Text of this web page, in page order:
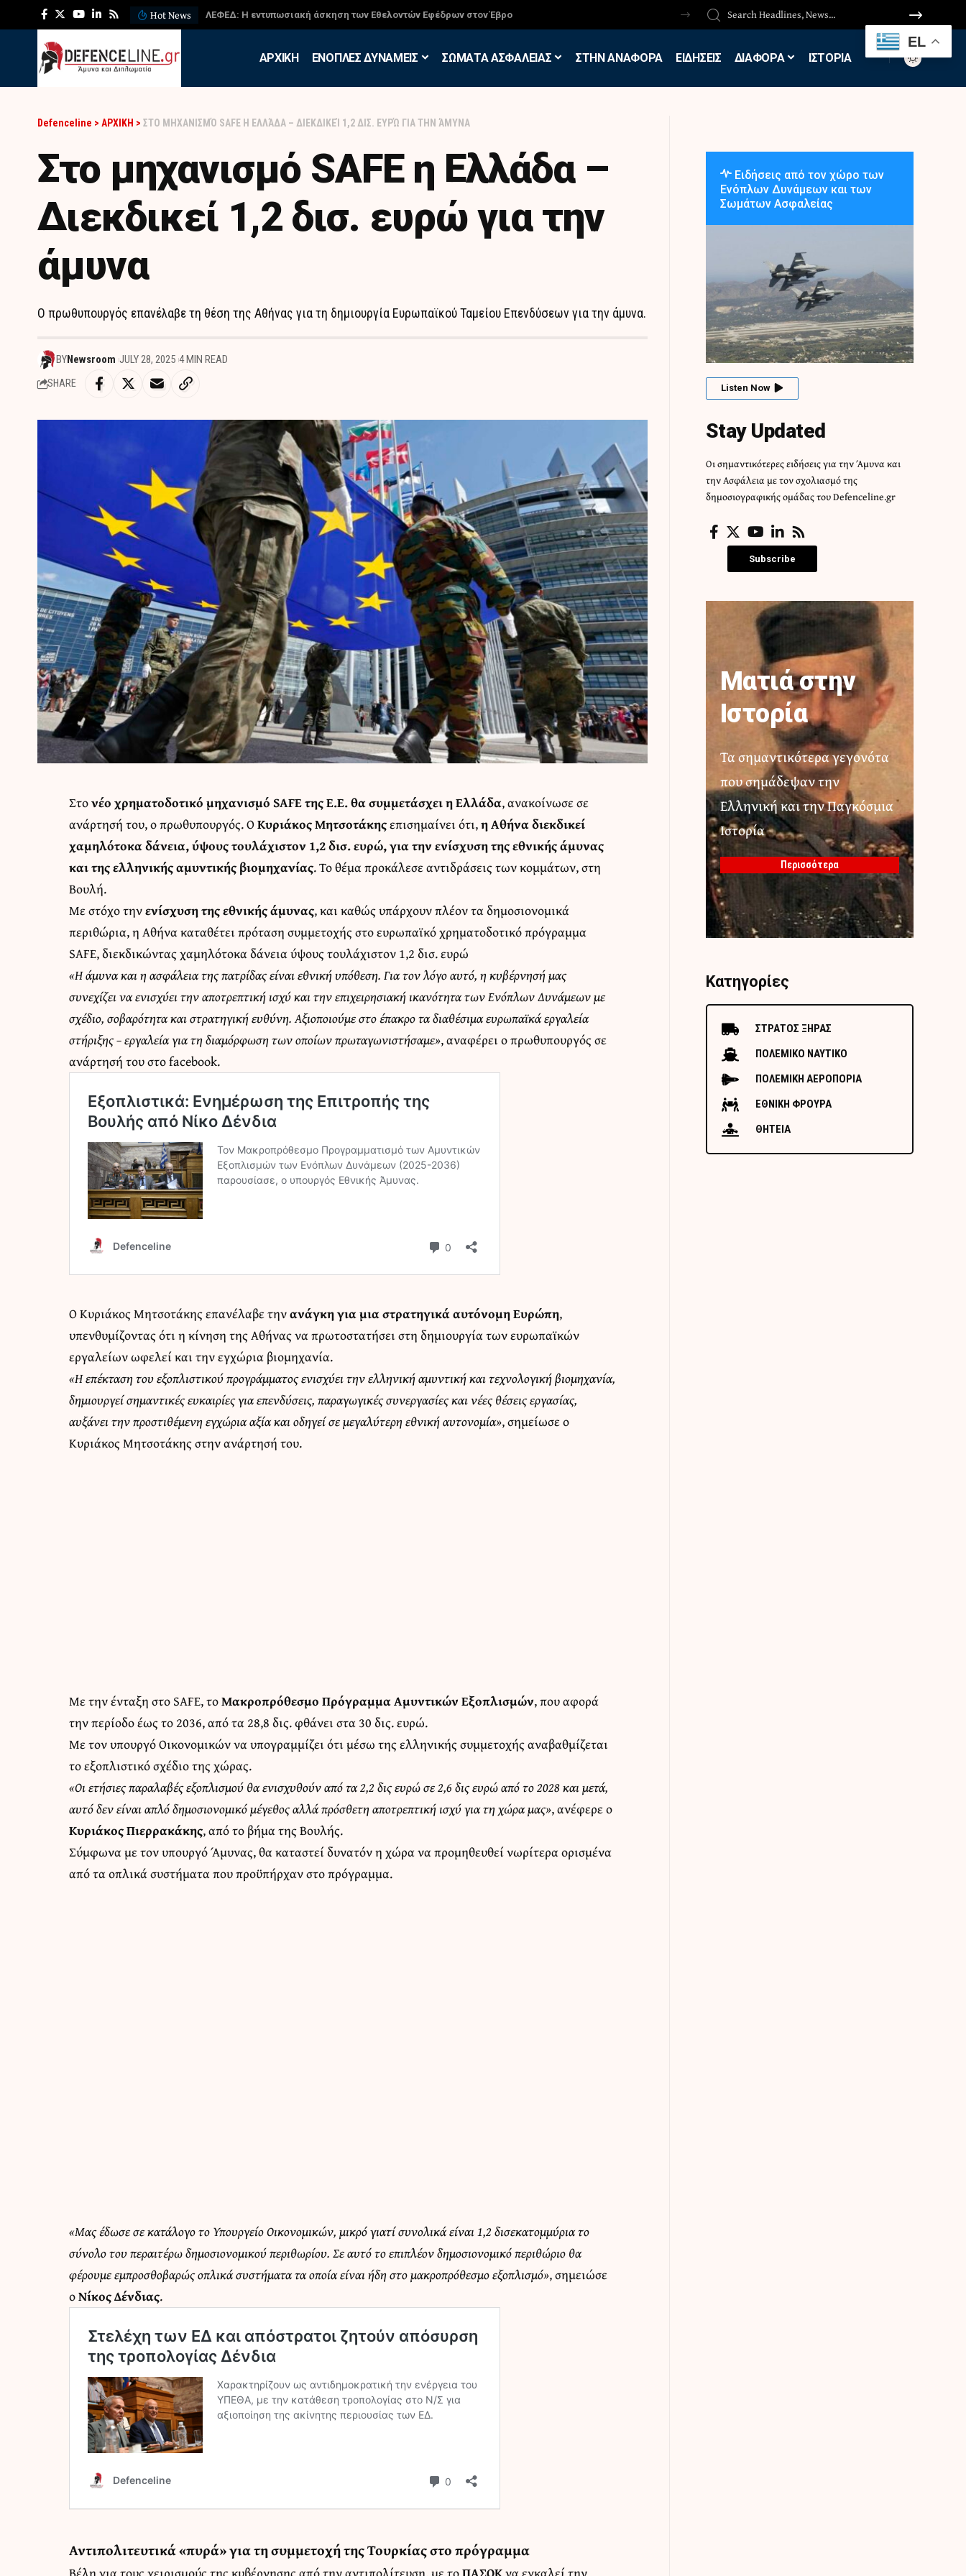
Hot News ΛΕΦΕΔ: Η εντυπωσιακή άσκηση των Εθελοντών Εφέδρων στον Έβρο
APXIKH ΕΝΟΠΛΕΣ ΔΥΝΑΜΕΙΣ ΣΩΜΑΤΑ ΑΣΦΑΛΕΙΑΣ ΣΤΗΝ ΑΝΑΦΟΡΑ ΕΙΔΗΣΕΙΣ ΔΙΑΦΟΡΑ ΙΣΤΟΡΙΑ
Defenceline > ΑΡΧΙΚΗ > ΣΤΟ ΜΗΧΑΝΙΣΜΌ SAFE Η ΕΛΛΆΔΑ – ΔΙΕΚΔΙΚΕΊ 1,2 ΔΙΣ. ΕΥΡΏ ΓΙΑ ΤΗΝ ΆΜΥΝΑ
Στο μηχανισμό SAFE η Ελλάδα –
Διεκδικεί 1,2 δισ. ευρώ για την
άμυνα
Ο πρωθυπουργός επανέλαβε τη θέση της Αθήνας για τη δημιουργία Ευρωπαϊκού Ταμείου Επενδύσεων για την άμυνα.
BYNewsroom JULY 28, 2025 4 MIN READ
SHARE
Στονέο χρηματοδοτικό μηχανισμό SAFE της Ε.Ε. θα συμμετάσχει η Ελλάδα, ανακοίνωσε σε
ανάρτησή του, ο πρωθυπουργός. ΟΚυριάκος Μητσοτάκηςεπισημαίνει ότι,η Αθήνα διεκδικεί
χαμηλότοκα δάνεια, ύψους τουλάχιστον 1,2 δισ. ευρώ, για την ενίσχυση της εθνικής άμυνας
και της ελληνικής αμυντικής βιομηχανίας. Το θέμα προκάλεσε αντιδράσεις των κομμάτων, στη
Βουλή.
Με στόχο τηνενίσχυση της εθνικής άμυνας, και καθώς υπάρχουν πλέον τα δημοσιονομικά
περιθώρια, η Αθήνα καταθέτει πρόταση συμμετοχής στο ευρωπαϊκό χρηματοδοτικό πρόγραμμα
SAFE, διεκδικώντας χαμηλότοκα δάνεια ύψους τουλάχιστον 1,2 δισ. ευρώ
«Η άμυνα και η ασφάλεια της πατρίδας είναι εθνική υπόθεση. Για τον λόγο αυτό, η κυβέρνησή μας
συνεχίζει να ενισχύει την αποτρεπτική ισχύ και την επιχειρησιακή ικανότητα των Ενόπλων Δυνάμεων με
σχέδιο, σοβαρότητα και στρατηγική ευθύνη. Αξιοποιούμε στο έπακρο τα διαθέσιμα ευρωπαϊκά εργαλεία
στήριξης – εργαλεία για τη διαμόρφωση των οποίων πρωταγωνιστήσαμε», αναφέρει ο πρωθυπουργός σε
ανάρτησή του στο facebook.
Ο Κυριάκος Μητσοτάκης επανέλαβε τηνανάγκη για μια στρατηγικά αυτόνομη Ευρώπη,
υπενθυμίζοντας ότι η κίνηση της Αθήνας να πρωτοστατήσει στη δημιουργία των ευρωπαϊκών
εργαλείων ωφελεί και την εγχώρια βιομηχανία.
«Η επέκταση του εξοπλιστικού προγράμματος ενισχύει την ελληνική αμυντική και τεχνολογική βιομηχανία,
δημιουργεί σημαντικές ευκαιρίες για επενδύσεις, παραγωγικές συνεργασίες και νέες θέσεις εργασίας,
αυξάνει την προστιθέμενη εγχώρια αξία και οδηγεί σε μεγαλύτερη εθνική αυτονομία», σημείωσε ο
Κυριάκος Μητσοτάκης στην ανάρτησή του.
Με την ένταξη στο SAFE, τοΜακροπρόθεσμο Πρόγραμμα Αμυντικών Εξοπλισμών, που αφορά
την περίοδο έως το 2036, από τα 28,8 δις. φθάνει στα 30 δις. ευρώ.
Με τον υπουργό Οικονομικών να υπογραμμίζει ότι μέσω της ελληνικής συμμετοχής αναβαθμίζεται
το εξοπλιστικό σχέδιο της χώρας.
«Οι ετήσιες παραλαβές εξοπλισμού θα ενισχυθούν από τα 2,2 δις ευρώ σε 2,6 δις ευρώ από το 2028 και μετά,
αυτό δεν είναι απλό δημοσιονομικό μέγεθος αλλά πρόσθετη αποτρεπτική ισχύ για τη χώρα μας», ανέφερε ο
Κυριάκος Πιερρακάκης, από το βήμα της Βουλής.
Σύμφωνα με τον υπουργό Άμυνας, θα καταστεί δυνατόν η χώρα να προμηθευθεί νωρίτερα ορισμένα
από τα οπλικά συστήματα που προϋπήρχαν στο πρόγραμμα.
«Μας έδωσε σε κατάλογο το Υπουργείο Οικονομικών, μικρό γιατί συνολικά είναι 1,2 δισεκατομμύρια το
σύνολο του περαιτέρω δημοσιονομικού περιθωρίου. Σε αυτό το επιπλέον δημοσιονομικό περιθώριο θα
φέρουμε εμπροσθοβαρώς οπλικά συστήματα τα οποία είναι ήδη στο μακροπρόθεσμο εξοπλισμό», σημειώσε
οΝίκος Δένδιας.
Αντιπολιτευτικά «πυρά» για τη συμμετοχή της Τουρκίας στο πρόγραμμα
Ειδήσεις από τον χώρο των
Ενόπλων Δυνάμεων και των
Σωμάτων Ασφαλείας
Listen Now
Stay Updated
Οι σημαντικότερες ειδήσεις για την Άμυνα και
την Ασφάλεια με τον σχολιασμό της
δημοσιογραφικής ομάδας του Defenceline.gr
Subscribe
Ματιά στην
Ιστορία
Τα σημαντικότερα γεγονότα
που σημάδεψαν την
Ελληνική και την Παγκόσμια
Ιστορία
Περισσότερα
Κατηγορίες
ΣΤΡΑΤΟΣ ΞΗΡΑΣ
ΠΟΛΕΜΙΚΟ ΝΑΥΤΙΚΟ
ΠΟΛΕΜΙΚΗ ΑΕΡΟΠΟΡΙΑ
ΕΘΝΙΚΗ ΦΡΟΥΡΑ
ΘΗΤΕΙΑ
EL